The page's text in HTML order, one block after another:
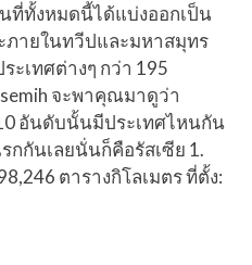
ที่ทั้งหมดนี้ได้แบ่งออกเป็น
ภายในทวีปและมหาสมุทร
เทศต่างๆ กว่า 195
จะพาคุณมาดูว่า
อันดับนั้นมีประเทศไหนกัน
กกันเลยนั่นก็คือรัสเซีย 1.
ตารางกิโลเมตร ที่ตั้ง: